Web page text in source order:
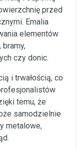
przed
Emalia
elementów
czy donic.
i trwałością, co
temu, że
samodzielnie
metalowe,